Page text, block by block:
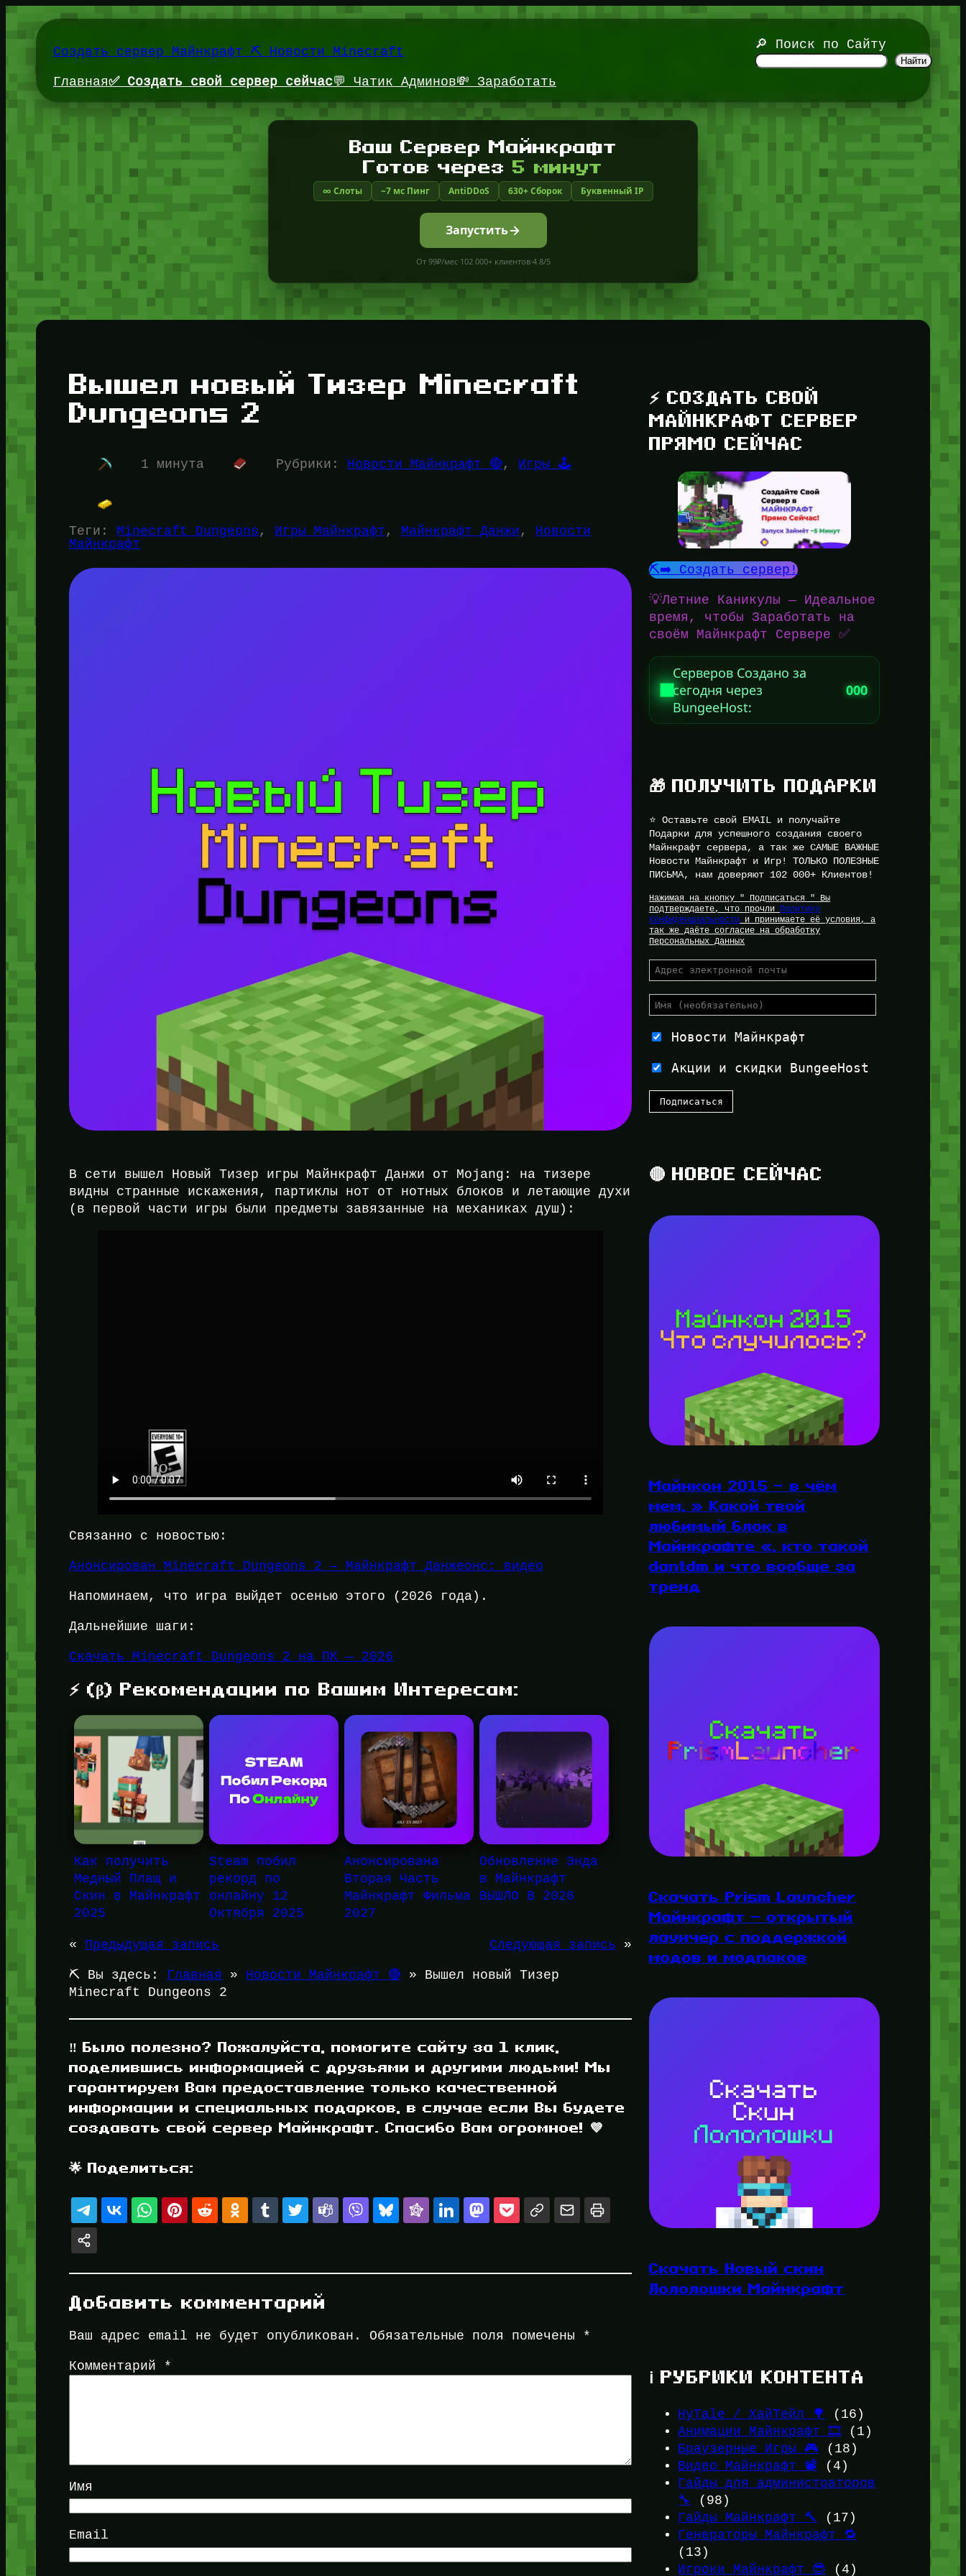
Перейти
содержимомуСоздать сервер Майнкрафт ⛏️ Новости Minecraft
🔎 Поиск по Сайту
Найти
Главная✅ Создать свой сервер сейчас💬 Чатик Админов💸 Заработать
Ваш Сервер Майнкрафт
Готов через5 минут
∞ Слоты ~7 мс Пинг AntiDDoS 630+ Сборок Буквенный IP
Запустить
От 99₽/мес·102 000+ клиентов·4.8/5
Вышел новый Тизер Minecraft
Dungeons 2
1 минута Рубрики: Новости Майнкрафт 🔴 , Игры 🕹️
Теги: Minecraft Dungeons , Игры Майнкрафт , Майнкрафт Данжи , Новости
Майнкрафт
В сети вышел Новый Тизер игры Майнкрафт Данжи от Mojang: на тизере
видны странные искажения, партиклы нот от нотных блоков и летающие духи
(в первой части игры были предметы завязанные на механиках душ):
Связанно с новостью:
Анонсирован Minecraft Dungeons 2 — Майнкрафт Данжеонс: видео
Напоминаем, что игра выйдет осенью этого (2026 года).
Дальнейшие шаги:
Скачать Minecraft Dungeons 2 на ПК — 2026
⚡ (β) Рекомендации по Вашим Интересам:
Как получить
Медный Плащ и
Скин в Майнкрафт
2025
Steam побил
рекорд по
онлайну 12
Октября 2025
Анонсирована
Вторая Часть
Майнкрафт Фильма
2027
Обновление Энда
в Майнкрафт
ВЫШЛО В 2026
« Предыдущая запись Следующая запись »
⛏️ Вы здесь: Главная » Новости Майнкрафт 🔴 » Вышел новый Тизер
Minecraft Dungeons 2
‼️ Было полезно? Пожалуйста, помогите сайту за 1 клик,
поделившись информацией с друзьями и другими людьми! Мы
гарантируем Вам предоставление только качественной
информации и специальных подарков, в случае если Вы будете
создавать свой сервер Майнкрафт. Спасибо Вам огромное! 💜
🌟 Поделиться:
Добавить комментарий
Ваш адрес email не будет опубликован. Обязательные поля помечены *
Комментарий *
Имя
Email
⚡ СОЗДАТЬ СВОЙ
МАЙНКРАФТ СЕРВЕР
ПРЯМО СЕЙЧАС
⛏️➡️ Создать сервер!
💡Летние Каникулы — Идеальное
время, чтобы Заработать на
своём Майнкрафт Сервере ✅
Серверов Создано за
сегодня через
BungeeHost:
000
🎁 ПОЛУЧИТЬ ПОДАРКИ
⭐ Оставьте свой EMAIL и получайте
Подарки для успешного создания своего
Майнкрафт сервера, а так же САМЫЕ ВАЖНЫЕ
Новости Майнкрафт и Игр! ТОЛЬКО ПОЛЕЗНЫЕ
ПИСЬМА, нам доверяют 102 000+ Клиентов!
Нажимая на кнопку " Подписаться " Вы
подтверждаете, что прочли Политику
Конфиденциальности и принимаете её условия, а
так же даёте согласие на обработку
Персональных Данных
Новости Майнкрафт
Акции и скидки BungeeHost
🔴 НОВОЕ СЕЙЧАС
Майнкон 2015 — в чём
мем, » Какой твой
любимый блок в
Майнкрафте «, кто такой
dantdm и что вообще за
тренд
Скачать Prism Launcher
Майнкрафт — открытый
лаунчер с поддержкой
модов и модпаков
Скачать Новый скин
Лололошки Майнкрафт
ℹ️ РУБРИКИ КОНТЕНТА
HyTale / ХайТейл 🌳
(16)
Анимации Майнкрафт 🎞️ (1)
Браузерные Игры 🎮 (18)
Видео Майнкрафт 📽️ (4)
Гайды для администраторов
🔧
(98)
Гайды Майнкрафт 🔨
(17)
Генераторы Майнкрафт 🔁
(13)
Игроки Майнкрафт 😎 (4)